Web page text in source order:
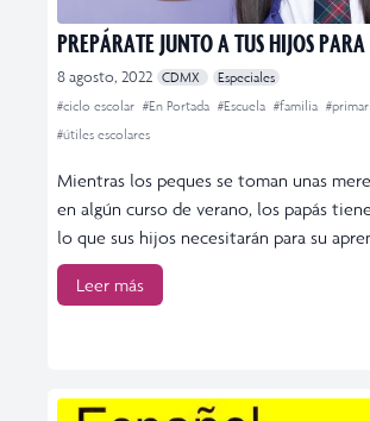
PREPÁRATE JUNTO A TUS HIJOS
8 agosto, 2022 CDMX
Especiales
#ciclo escolar #En Portada #Escuela #familia
#útiles escolares
Mientras los peques se toman unas
en algún curso de verano, los papás
lo que sus hijos necesitarán para su
Leer más